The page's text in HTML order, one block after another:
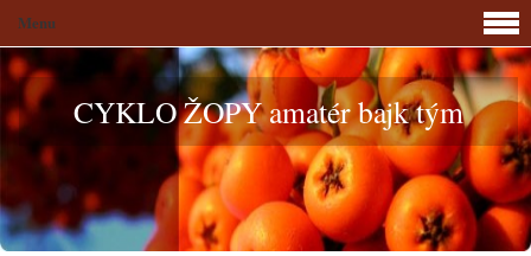
CYKLO ŽOPY amatér bajk tým
Menu